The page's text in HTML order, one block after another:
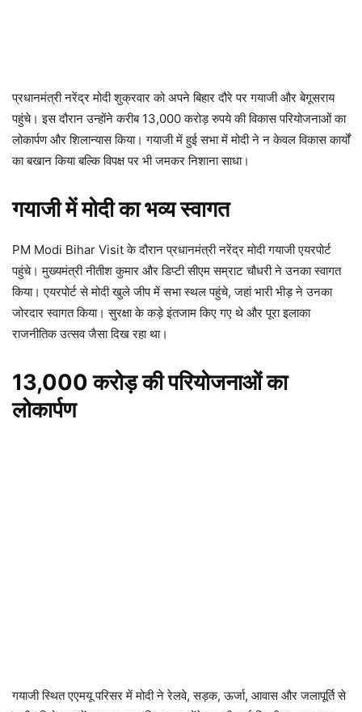
प्रधानमंत्री नरेंद्र मोदी शुक्रवार को अपने बिहार दौरे पर गयाजी और बेगूसराय
पहुंचे। इस दौरान उन्होंने करीब 13,000 करोड़ रुपये की विकास परियोजनाओं का
लोकार्पण और शिलान्यास किया। गयाजी में हुई सभा में मोदी ने न केवल विकास कार्यों
का बखान किया बल्कि विपक्ष पर भी जमकर निशाना साधा।
गयाजी में मोदी का भव्य स्वागत
PM Modi Bihar Visit के दौरान प्रधानमंत्री नरेंद्र मोदी गयाजी एयरपोर्ट
पहुंचे। मुख्यमंत्री नीतीश कुमार और डिप्टी सीएम सम्राट चौधरी ने उनका स्वागत
किया। एयरपोर्ट से मोदी खुले जीप में सभा स्थल पहुंचे, जहां भारी भीड़ ने उनका
जोरदार स्वागत किया। सुरक्षा के कड़े इंतजाम किए गए थे और पूरा इलाका
राजनीतिक उत्सव जैसा दिख रहा था।
13,000 करोड़ की परियोजनाओं का
लोकार्पण
गयाजी स्थित एएमयू परिसर में मोदी ने रेलवे, सड़क, ऊर्जा, आवास और जलापूर्ति से